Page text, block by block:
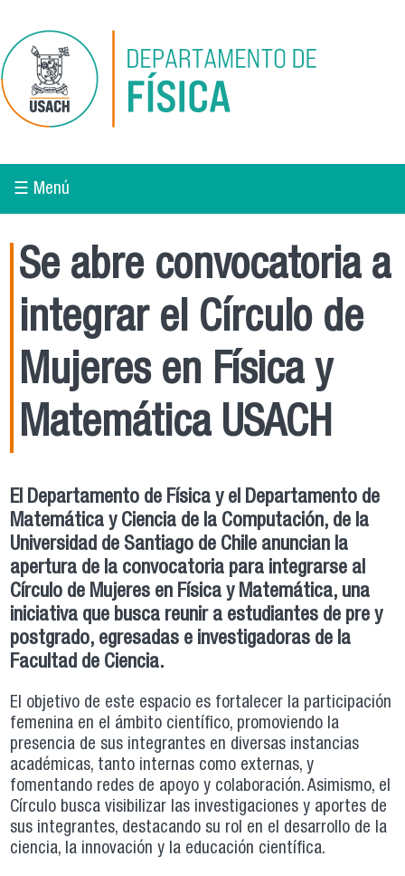
☰ Menú
Se abre convocatoria a
integrar el Círculo de
Mujeres en Física y
Matemática USACH
El Departamento de Física y el Departamento de
Matemática y Ciencia de la Computación, de la
Universidad de Santiago de Chile anuncian la
apertura de la convocatoria para integrarse al
Círculo de Mujeres en Física y Matemática, una
iniciativa que busca reunir a estudiantes de pre y
postgrado, egresadas e investigadoras de la
Facultad de Ciencia.
El objetivo de este espacio es fortalecer la participación
femenina en el ámbito científico, promoviendo la
presencia de sus integrantes en diversas instancias
académicas, tanto internas como externas, y
fomentando redes de apoyo y colaboración. Asimismo, el
Círculo busca visibilizar las investigaciones y aportes de
sus integrantes, destacando su rol en el desarrollo de la
ciencia, la innovación y la educación científica.